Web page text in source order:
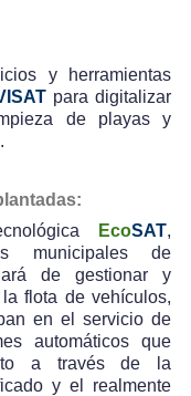
y herramientas
para digitalizar
de playas y
EcoSAT,
municipales de
de gestionar y
flota de vehículos,
en el servicio de
automáticos que
a través de la
y el realmente